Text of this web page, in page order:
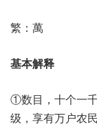
繁：萬
基本解释
①数目，十个一
级，享有万户农